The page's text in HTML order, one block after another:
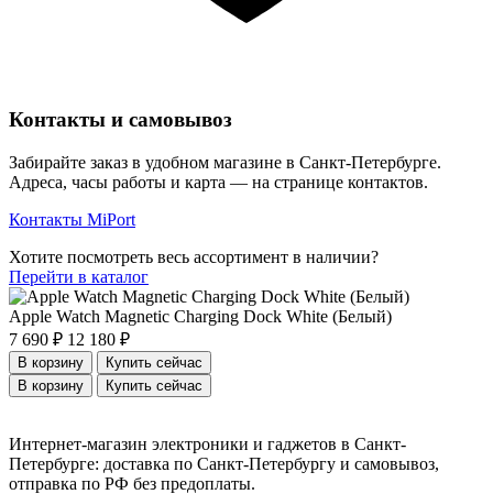
Контакты и самовывоз
Забирайте заказ в удобном магазине в Санкт-Петербурге.
Адреса, часы работы и карта — на странице контактов.
Контакты MiPort
Хотите посмотреть весь ассортимент в наличии?
Перейти в каталог
Apple Watch Magnetic Charging Dock White (Белый)
7 690 ₽ 12 180 ₽
В корзину
Купить сейчас
В корзину
Купить сейчас
Интернет-магазин электроники и гаджетов в Санкт-
Петербурге: доставка по Санкт-Петербургу и самовывоз,
отправка по РФ без предоплаты.